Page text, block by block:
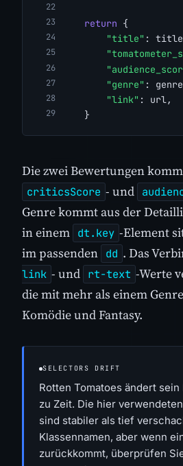
return {
"title" :
"genre" :
"link" : url,
    }
Die zwei Bewertungen
criticsScore - und
Genre kommt aus der
in einem dt.key -Element
im passenden dd . Das
link - und rt-text -Werte
die mit mehr als einem
Komödie und Fantasy.
SELECTORS DRIFT
Rotten Tomatoes ändert
zu Zeit. Die hier verwendeten
sind stabiler als tief
Klassennamen, aber wenn
zurückkommt, überprüfen